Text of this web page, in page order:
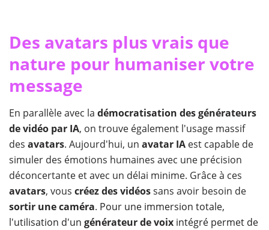
Des avatars plus vrais que
nature pour humaniser votre
message
En parallèle avec la démocratisation des générateurs
de vidéo par IA, on trouve également l'usage massif
des avatars. Aujourd'hui, un avatar IA est capable de
simuler des émotions humaines avec une précision
déconcertante et avec un délai minime. Grâce à ces
avatars, vous créez des vidéossans avoir besoin de
sortir une caméra. Pour une immersion totale,
l'utilisation d'un générateur de voix intégré permet de